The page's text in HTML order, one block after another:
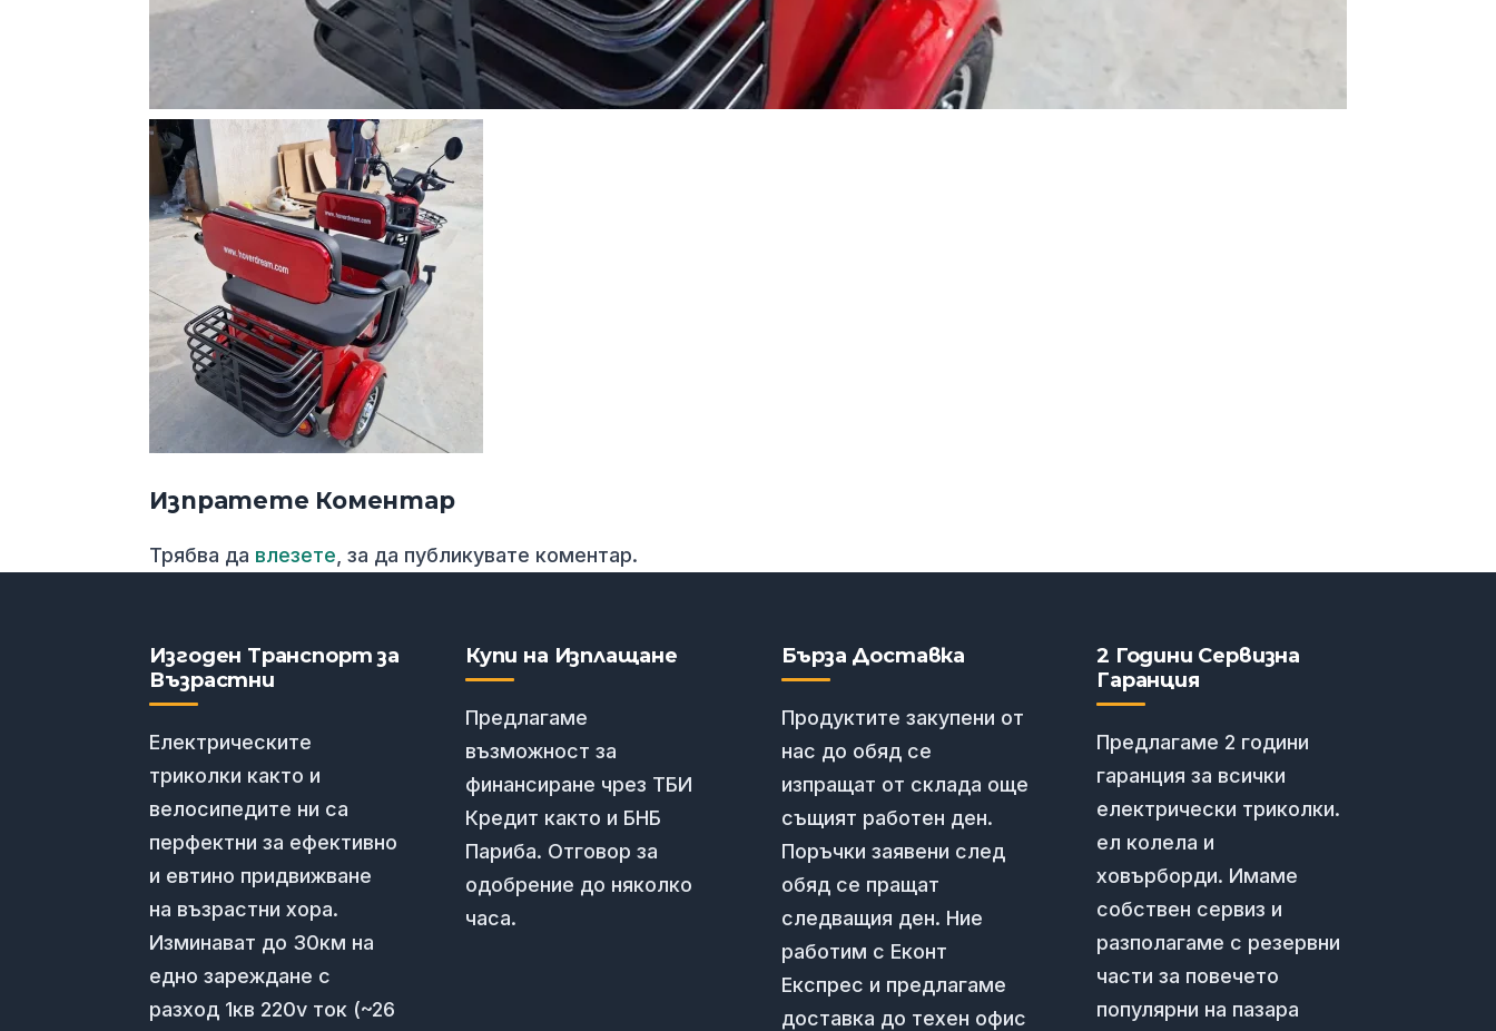
Изпратете Коментар
Трябва да влезете , за да публикувате коментар.
Изгоден Транспорт за
Възрастни
Електрическите
триколки както и
велосипедите ни са
перфектни за ефективно
и евтино придвижване
на възрастни хора.
Изминават до 30км на
едно зареждане с
разход 1кв 220v ток (~26
Купи на Изплащане
Предлагаме
възможност за
финансиране чрез ТБИ
Кредит както и БНБ
Париба. Отговор за
одобрение до няколко
часа.
Бърза Доставка
Продуктите закупени от
нас до обяд се
изпращат от склада още
същият работен ден.
Поръчки заявени след
обяд се пращат
следващия ден. Ние
работим с Еконт
Експрес и предлагаме
доставка до техен офис
2 Години Сервизна
Гаранция
Предлагаме 2 години
гаранция за всички
електрически триколки.
ел колела и
ховърборди. Имаме
собствен сервиз и
разполагаме с резервни
части за повечето
популярни на пазара